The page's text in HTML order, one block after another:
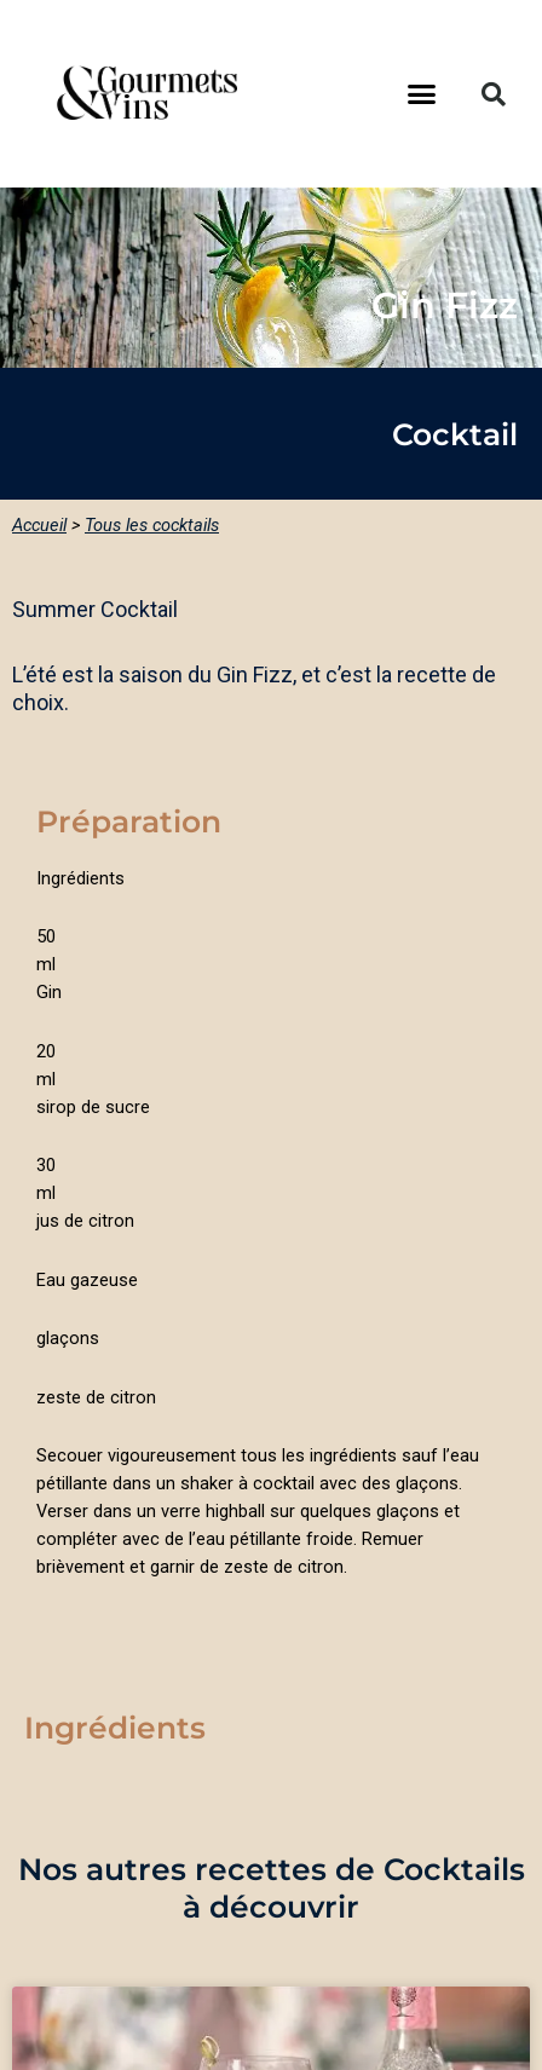
Gin Fizz
Cocktail
Accueil > Tous les cocktails
Summer Cocktail
L’été est la saison du Gin Fizz, et c’est la recette de
choix.
Ingrédients
Préparation
Ingrédients
50
ml
Gin
20
ml
sirop de sucre
30
ml
jus de citron
Eau gazeuse
glaçons
zeste de citron
Secouer vigoureusement tous les ingrédients sauf l’eau
pétillante dans un shaker à cocktail avec des glaçons.
Verser dans un verre highball sur quelques glaçons et
compléter avec de l’eau pétillante froide. Remuer
brièvement et garnir de zeste de citron.
Nos autres recettes de Cocktails
à découvrir